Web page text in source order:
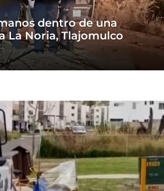
dentro de una
La Noria, Tlajomulco